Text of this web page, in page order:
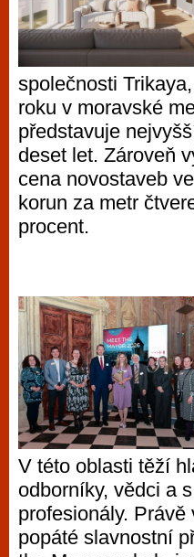
společnosti
roku v moravské
představuje
deset let. Zároveň
cena novostaveb
korun za metr
procent.
V této oblasti těží
odborníky, vědci a
profesionály.
popáté slavnostní